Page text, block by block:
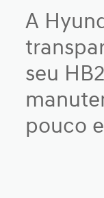
A
seu
pouco